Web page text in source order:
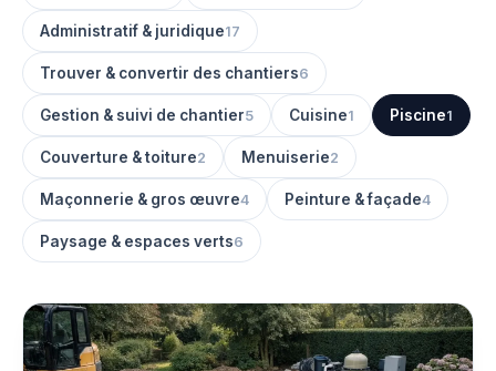
Administratif & juridique17
Trouver & convertir des chantiers6
Gestion & suivi de chantier5 Cuisine1 Piscine1
Couverture & toiture2 Menuiserie2
Maçonnerie & gros œuvre4 Peinture & façade4
Paysage & espaces verts6